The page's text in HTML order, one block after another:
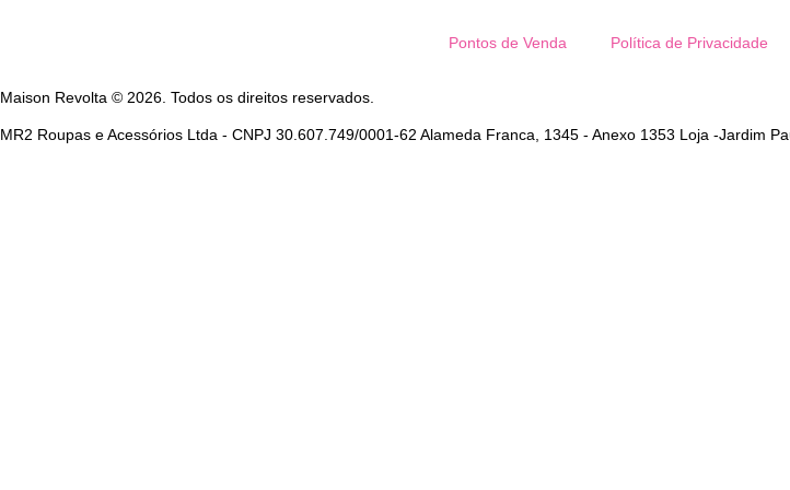
Pontos de Venda Política de Privacidade
Maison Revolta © 2026. Todos os direitos reservados.
MR2 Roupas e Acessórios Ltda - CNPJ 30.607.749/0001-62 Alameda Franca, 1345 - Anexo 1353 Loja -Jardim